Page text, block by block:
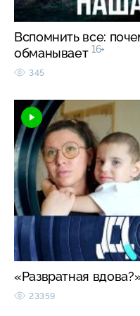
Вспомнить все:
обманывает 16+
345
«Развратная
23359